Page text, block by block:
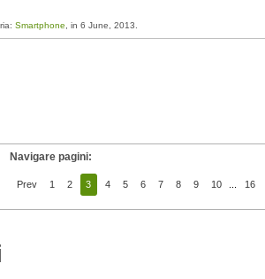
Smartphone , in 6 June, 2013.
Navigare pagini:
Prev 1 2 3 4 5 6 7 8 9 10 16